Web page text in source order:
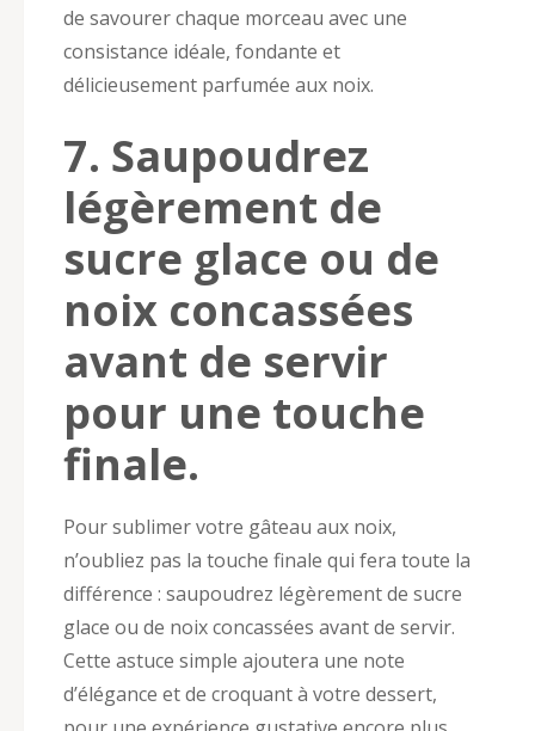
de savourer chaque morceau avec une
consistance idéale, fondante et
délicieusement parfumée aux noix.
7. Saupoudrez
légèrement de
sucre glace ou de
noix concassées
avant de servir
pour une touche
finale.
Pour sublimer votre gâteau aux noix,
n’oubliez pas la touche finale qui fera toute la
différence : saupoudrez légèrement de sucre
glace ou de noix concassées avant de servir.
Cette astuce simple ajoutera une note
d’élégance et de croquant à votre dessert,